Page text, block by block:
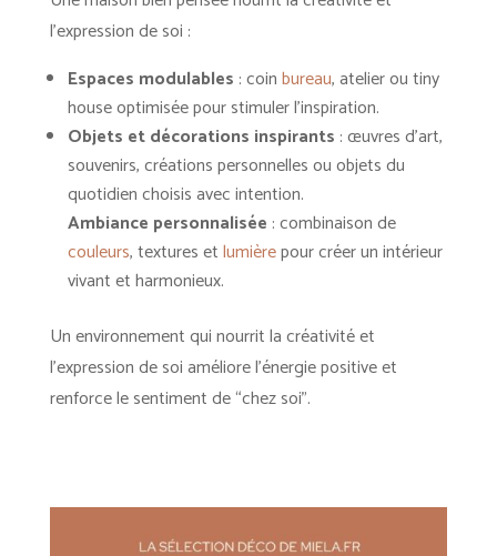
l’expression de soi :
Espaces modulables : coinbureau, atelier ou tiny
house optimisée pour stimuler l’inspiration.
Objets et décorations inspirants : œuvres d’art,
souvenirs, créations personnelles ou objets du
quotidien choisis avec intention.
Ambiance personnalisée : combinaison de
couleurs, textures etlumièrepour créer un intérieur
vivant et harmonieux.
Un environnement qui nourrit la créativité et
l’expression de soi améliore l’énergie positive et
renforce le sentiment de “chez soi”.